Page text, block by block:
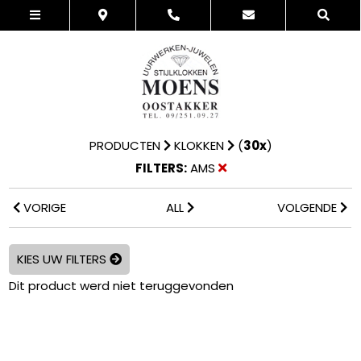
PRODUCTEN KLOKKEN (30x)
FILTERS:AMS
VORIGE ALL VOLGENDE
KIES UW FILTERS
Dit product werd niet teruggevonden